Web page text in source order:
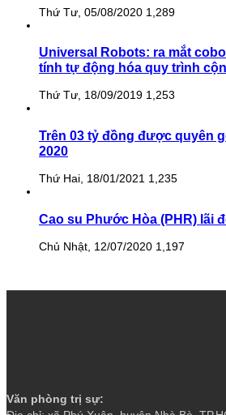
Thứ Tư, 05/08/2020 1,289
Universal Robots: ra mắt
tính tự động hóa quy trình
Thứ Tư, 18/09/2019 1,253
Trên 03 tỷ đồng được quyên
2020
Thứ Hai, 18/01/2021 1,235
Cao su Phước Hòa (PHR) lãi
Chủ Nhật, 12/07/2020 1,197
Văn phòng trị sự: